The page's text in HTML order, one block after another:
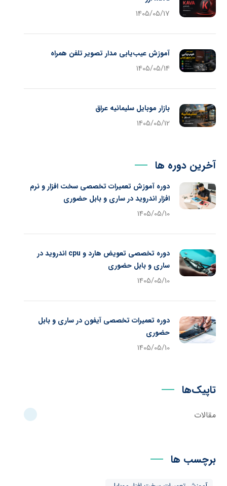
1405/05/17
آموزش عیب‌یابی مدار تصویر تلفن همراه
1405/05/14
بازار موبایل سلیمانیه عراق
1405/05/12
آخرین دوره ها
دوره آموزش تعمیرات تخصصی سخت افزار و نرم
افزار اندروید در ساری و بابل حضوری
1405/05/10
دوره تخصصی تعویض هارد و cpu اندروید در
ساری و بابل حضوری
1405/05/10
دوره تعمیرات تخصصی آیفون در ساری و بابل
حضوری
1405/05/10
تاپیک‌ها
مقالات
برچسب ها